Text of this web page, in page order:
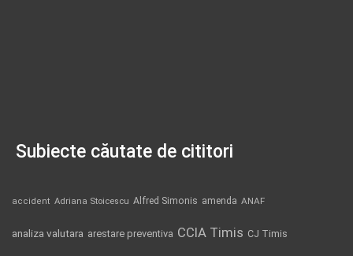
Subiecte căutate de cititori
accident Adriana Stoicescu Alfred Simonis amenda ANAF
analiza valutara arestare preventiva CCIA Timis CJ Timis